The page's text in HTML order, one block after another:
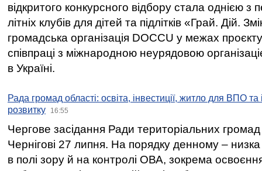
відкритого конкурсного відбору стала однією
літніх клубів для дітей та підлітків «Грай. Дій.
громадська організація DOCCU у межах
співпраці з міжнародною неурядовою
в Україні.
Рада громад області: освіта, інвестиції, житло для ВПО
розвитку
16:55
Чергове засідання Ради територіальних громад
Чернігові 27 липня. На порядку денному –
в полі зору й на контролі ОВА, зокрема освоєння